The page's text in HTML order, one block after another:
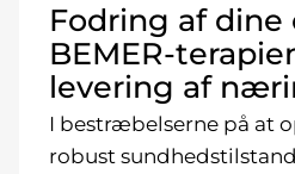
Fodring af dine
BEMER-
levering af
I bestræbelserne på at
robust